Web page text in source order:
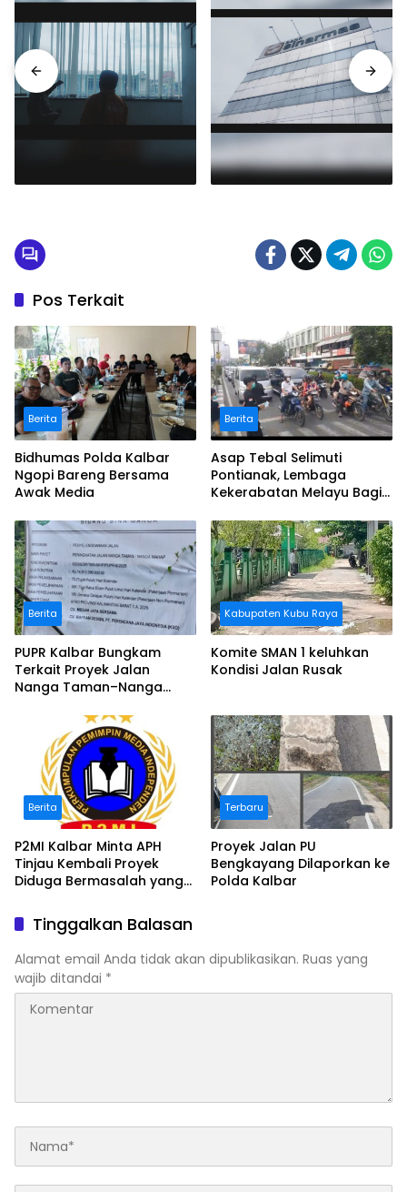
Pos Terkait
Berita
Bidhumas Polda Kalbar
Ngopi Bareng Bersama
Awak Media
Berita
Asap Tebal Selimuti
Pontianak, Lembaga
Kekerabatan Melayu Bagi
Berita
PUPR Kalbar Bungkam
Terkait Proyek Jalan
Nanga Taman–Nanga
Bermasalah
Kabupaten Kubu Raya
Komite SMAN 1 keluhkan
Kondisi Jalan Rusak
Berita
P2MI Kalbar Minta APH
Tinjau Kembali Proyek
Diduga Bermasalah yang
Terbaru
Proyek Jalan PU
Bengkayang Dilaporkan ke
Polda Kalbar
Tinggalkan Balasan
Alamat email Anda tidak akan dipublikasikan. Ruas yang
wajib ditandai *